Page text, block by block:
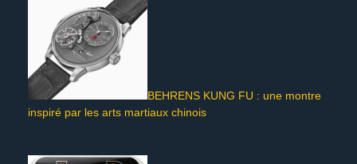
BEHRENS KUNG FU : une montre
inspiré par les arts martiaux chinois